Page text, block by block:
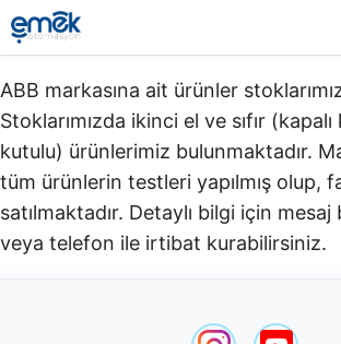
ABB markasına ait ürünler
Stoklarımızda ikinci el ve sıfır
kutulu) ürünlerimiz bulunmaktadır.​
tüm ürünlerin testleri yapılmış olup,
satılmaktadır. Detaylı bilgi için mesaj
veya telefon ile irtibat kurabilirsiniz.